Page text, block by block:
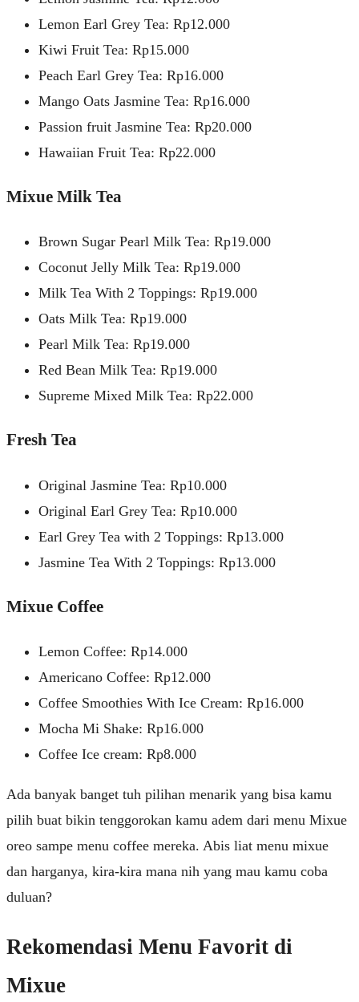
Lemon Earl Grey Tea: Rp12.000
Kiwi Fruit Tea: Rp15.000
Peach Earl Grey Tea: Rp16.000
Mango Oats Jasmine Tea: Rp16.000
Passion fruit Jasmine Tea: Rp20.000
Hawaiian Fruit Tea: Rp22.000
Mixue Milk Tea
Brown Sugar Pearl Milk Tea: Rp19.000
Coconut Jelly Milk Tea: Rp19.000
Milk Tea With 2 Toppings: Rp19.000
Oats Milk Tea: Rp19.000
Pearl Milk Tea: Rp19.000
Red Bean Milk Tea: Rp19.000
Supreme Mixed Milk Tea: Rp22.000
Fresh Tea
Original Jasmine Tea: Rp10.000
Original Earl Grey Tea: Rp10.000
Earl Grey Tea with 2 Toppings: Rp13.000
Jasmine Tea With 2 Toppings: Rp13.000
Mixue Coffee
Lemon Coffee: Rp14.000
Americano Coffee: Rp12.000
Coffee Smoothies With Ice Cream: Rp16.000
Mocha Mi Shake: Rp16.000
Coffee Ice cream: Rp8.000
Ada banyak banget tuh pilihan menarik yang bisa kamu
pilih buat bikin tenggorokan kamu adem dari menu Mixue
oreo sampe menu coffee mereka. Abis liat menu mixue
dan harganya, kira-kira mana nih yang mau kamu coba
duluan?
Rekomendasi Menu Favorit di
Mixue